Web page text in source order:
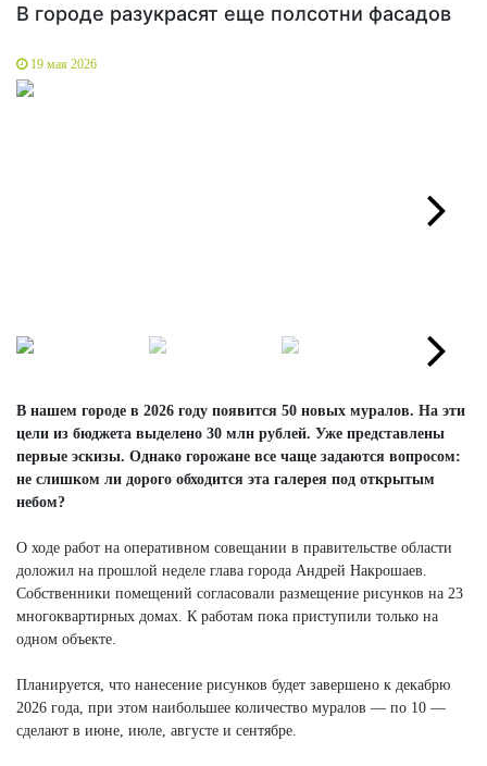
В городе разукрасят еще полсотни фасадов
19 мая 2026
В нашем городе в 2026 году появится 50 новых муралов. На эти
цели из бюджета выделено 30 млн рублей. Уже представлены
первые эскизы. Однако горожане все чаще задаются вопросом:
не слишком ли дорого обходится эта галерея под открытым
небом?
О ходе работ на оперативном совещании в правительстве области
доложил на прошлой неделе глава города Андрей Накрошаев.
Собственники помещений согласовали размещение рисунков на 23
многоквартирных домах. К работам пока приступили только на
одном объекте.
Планируется, что нанесение рисунков будет завершено к декабрю
2026 года, при этом наибольшее количество муралов — по 10 —
сделают в июне, июле, августе и сентябре.